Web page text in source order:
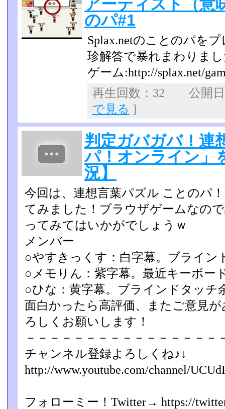
アーティスト（意
のパ#1
Splax.netのことのパを
珍解答で暴れまわりま
ゲーム:http://splax.net/
再生回数：32 公開
で見る ]
判定ガバガバ！連
パ！オンライン」
況】
今回は、連想言葉パズル ことのパ
てみました！ブラウザゲームなの
ってみてはいかがでしょうｗ
メンバー
○やすきっくす：白字幕。ブライン
○メモりん：紫字幕。最近キーボー
○ひな：黄字幕。ブラインドタッチ
面白かったら高評価、またご意見
ろしくお願いします！
－－－－－－－－－－－－－－－－
チャンネル登録よろしくね♪↓
http://www.youtube.com/channel/
フォローミー！Twitter→ https://